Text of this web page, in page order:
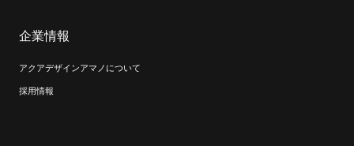
企業情報
アクアデザインアマノについて
採用情報